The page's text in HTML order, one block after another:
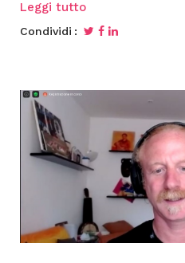
Leggi tutto
Condividi